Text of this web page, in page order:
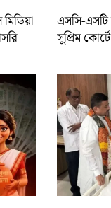
এসসি-এসটি
সুপ্রিম